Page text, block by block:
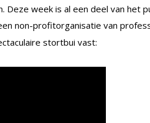
week is al een deel van het
non-profitorganisatie van
stortbui vast: